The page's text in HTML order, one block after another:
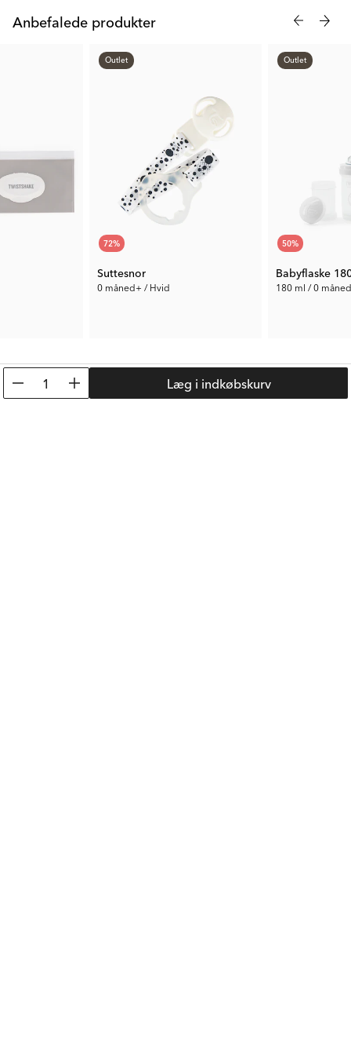
klar til at give trøst og støtte på alle dit barns eventyr fra fødslen.
Denne nusseklud er perfekt til både vuggen under hvil og som
fremstillet af det bedste og mest holdbare materiale. Det utroligt
bløde og beroligende velourstof er flammehæmmende uden
tilsatte flammehæmmere, og nussekluden er EN 71-certificeret.
Den kan maskinvaskes ved 40 grader for nem vedligeholdelse.
Det enkle men yderst funktionelle design kommer uden løse
dele og i en praktisk størrelse, der er nem for små hænder at
holde. Nussekluden er udstyret med en praktisk mærkat til navn
og telefonnummer, så den nemt kan identificeres, hvis den
skulle blive væk - en vigtig detalje for enhver forældres ro i
Anbefalede produkter
Outlet
72%
Suttesnor
0 måned+ / Hvid
Tidl. Pris: 48 kr.
Outlet
50%
Babyflaske
180 ml / 0
Tidl. Pris: 62 kr.
1 Læg i indkøbskurv